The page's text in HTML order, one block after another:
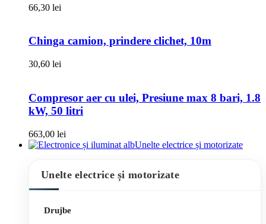
66,30 lei
Chinga camion, prindere clichet, 10m
30,60 lei
Compresor aer cu ulei, Presiune max 8 bari, 1.8
kW, 50 litri
663,00 lei
Unelte electrice și motorizate
Unelte electrice și motorizate
Drujbe